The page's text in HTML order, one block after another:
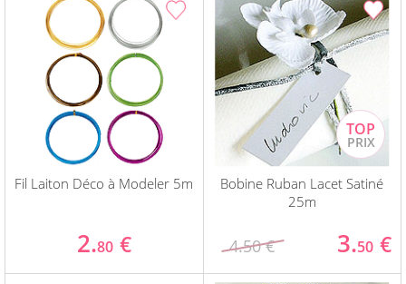
Fil Laiton Déco à Modeler 5m
2.80 €
Bobine Ruban Lacet Satiné
25m
4.50 € 3.50 €